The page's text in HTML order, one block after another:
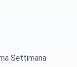
Settimana